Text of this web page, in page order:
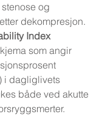
og
dekompresjon.
Index
som angir
i dagliglivets
både ved akutte